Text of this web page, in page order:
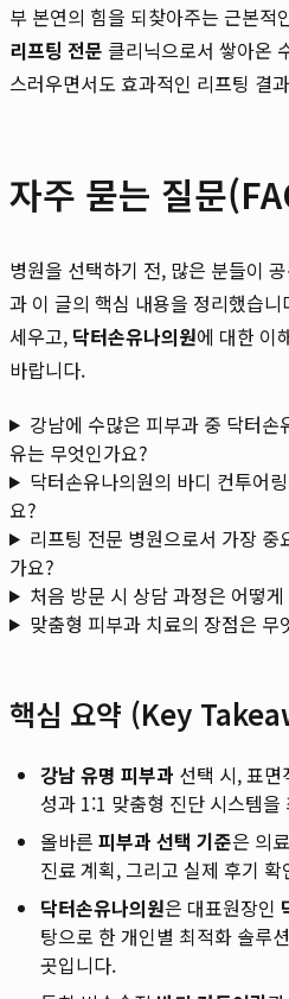
부 본연의 힘을 되찾아주는 근본적
리프팅 전문 클리닉으로서 쌓아온
스러우면서도 효과적인 리프팅 결
자주 묻는 질문
병원을 선택하기 전, 많은 분들이
과 이 글의 핵심 내용을 정리했습니
세우고, 닥터손유나의원에 대한 이
바랍니다.
강남에 수많은 피부과 중 닥터
유는 무엇인가요?
닥터손유나의원의 바디 컨투어
요?
리프팅 전문 병원으로서 가장
가요?
처음 방문 시 상담 과정은 어떻
맞춤형 피부과 치료의 장점은 무
핵심 요약 (Key
강남 유명 피부과 선택 시, 표
성과 1:1 맞춤형 진단 시스템
올바른 피부과 선택 기준은 의
진료 계획, 그리고 실제 후기
닥터손유나의원은 대표원장인
탕으로 한 개인별 최적화 솔루
곳입니다.